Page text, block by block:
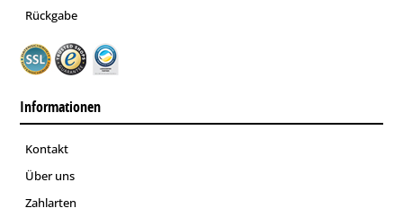
Rückgabe
Informationen
Kontakt
Über uns
Zahlarten